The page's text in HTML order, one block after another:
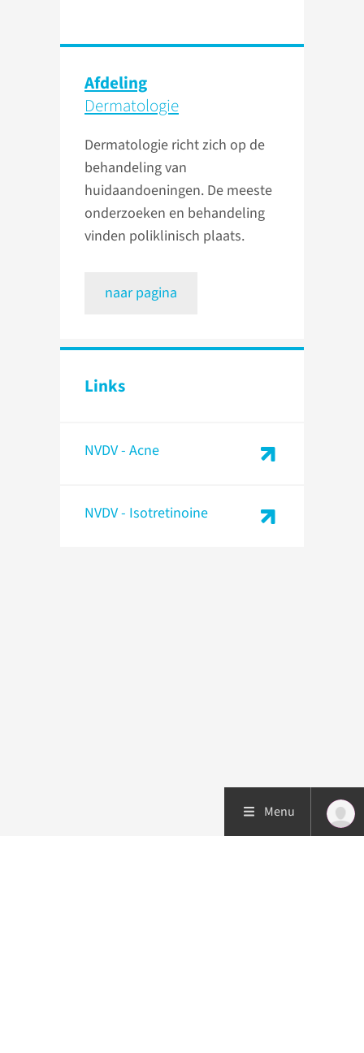
Afdeling
Dermatologie
Dermatologie richt zich op de
behandeling van
huidaandoeningen. De meeste
onderzoeken en behandeling
vinden poliklinisch plaats.
naar pagina
Links
NVDV - Acne
NVDV - Isotretinoine
Menu